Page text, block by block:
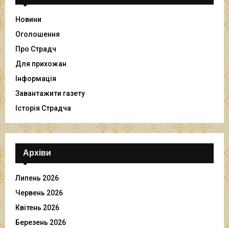
Новини
Оголошення
Про Страдч
Для прихожан
Інформація
Завантажити газету
Історія Страдча
Архіви
Липень 2026
Червень 2026
Квітень 2026
Березень 2026